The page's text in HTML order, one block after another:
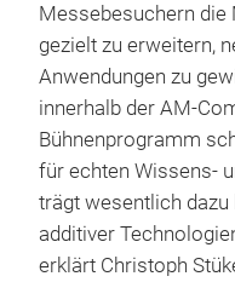
Messebesuchern die
gezielt zu erweitern,
Anwendungen zu
innerhalb der
Bühnenprogramm
für echten Wissens-
trägt wesentlich dazu
additiver
erklärt Christoph